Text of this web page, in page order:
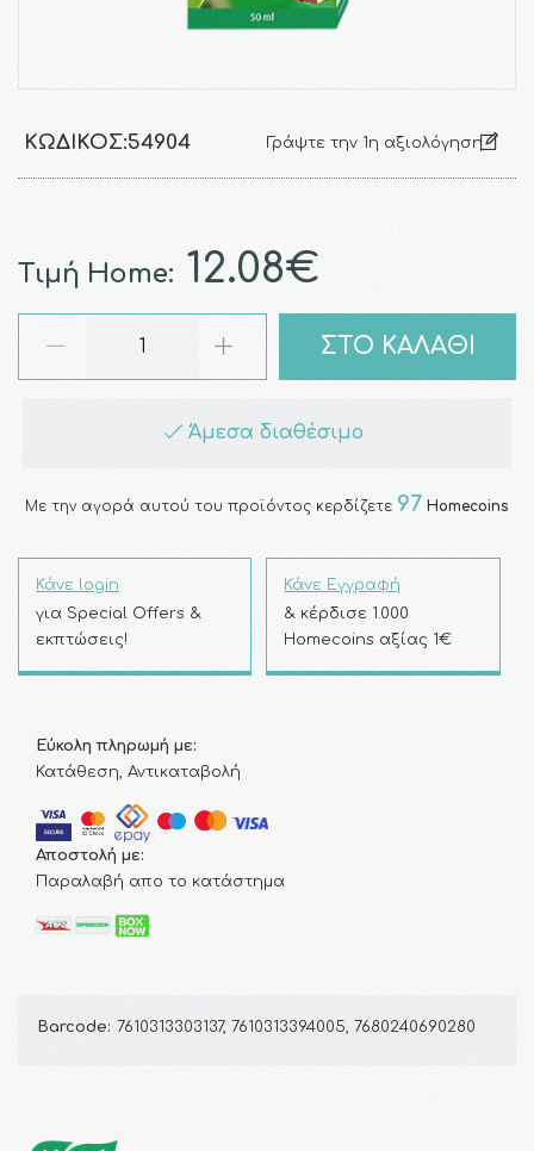
ΚΩΔΙΚΌΣ:54904 Γράψτε την 1η αξιολόγηση
Τιμή Home: 12.08€
ΣΤΟ ΚΑΛΑΘΙ
Άμεσα διαθέσιμο
Με την αγορά αυτού του προϊόντος κερδίζετε 97 Homecoins
Κάνε login
για Special Offers &
εκπτώσεις!
Κάνε Εγγραφή
& κέρδισε 1.000
Homecoins αξίας 1€
Εύκολη πληρωμή με:
Κατάθεση, Αντικαταβολή
Αποστολή με:
Παραλαβή απο το κατάστημα
Barcode: 7610313303137, 7610313394005, 7680240690280